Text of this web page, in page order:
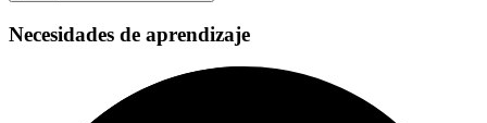
Necesidades de aprendizaje